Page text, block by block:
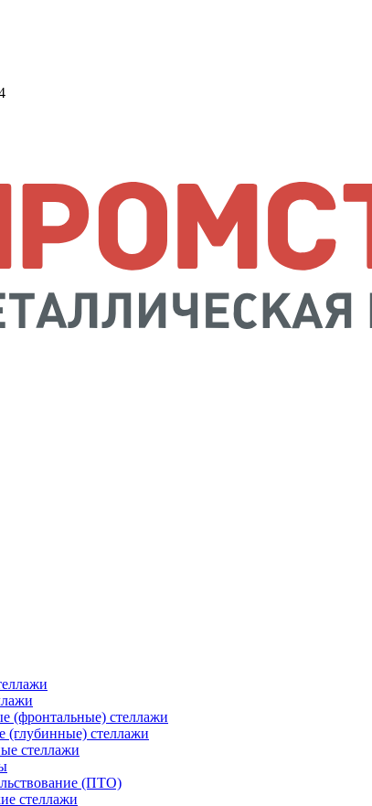
(фронтальные) стеллажи
(глубинные) стеллажи
стеллажи
(ПТО)